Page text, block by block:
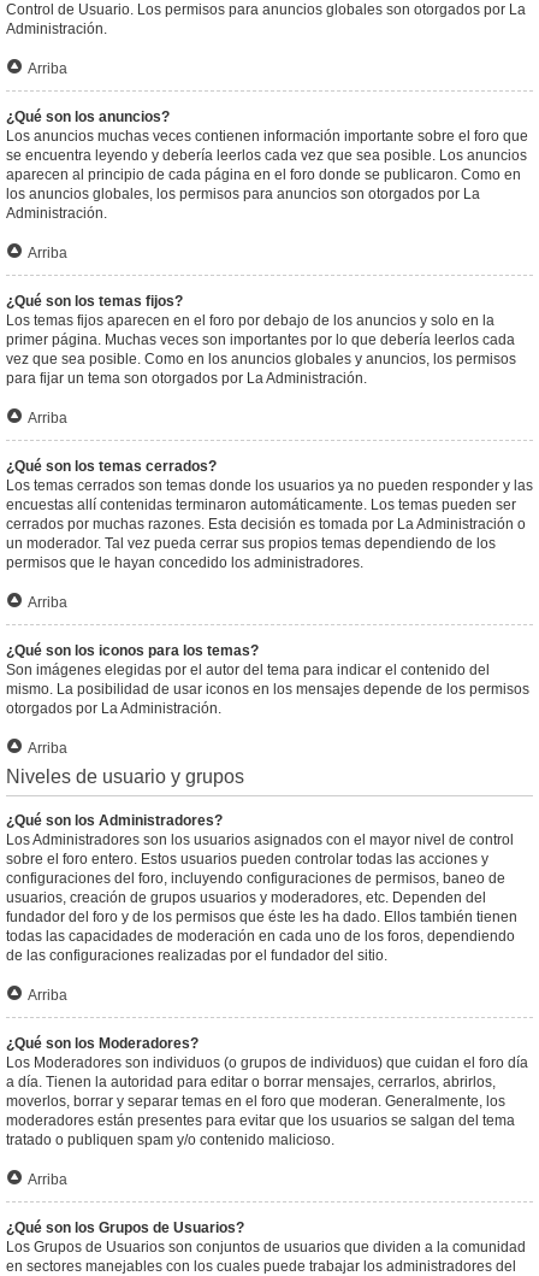
Control de Usuario. Los permisos para anuncios globales son otorgados por La
Administración.
Arriba
¿Qué son los anuncios?
Los anuncios muchas veces contienen información importante sobre el foro que
se encuentra leyendo y debería leerlos cada vez que sea posible. Los anuncios
aparecen al principio de cada página en el foro donde se publicaron. Como en
los anuncios globales, los permisos para anuncios son otorgados por La
Administración.
Arriba
¿Qué son los temas fijos?
Los temas fijos aparecen en el foro por debajo de los anuncios y solo en la
primer página. Muchas veces son importantes por lo que debería leerlos cada
vez que sea posible. Como en los anuncios globales y anuncios, los permisos
para fijar un tema son otorgados por La Administración.
Arriba
¿Qué son los temas cerrados?
Los temas cerrados son temas donde los usuarios ya no pueden responder y las
encuestas allí contenidas terminaron automáticamente. Los temas pueden ser
cerrados por muchas razones. Esta decisión es tomada por La Administración o
un moderador. Tal vez pueda cerrar sus propios temas dependiendo de los
permisos que le hayan concedido los administradores.
Arriba
¿Qué son los iconos para los temas?
Son imágenes elegidas por el autor del tema para indicar el contenido del
mismo. La posibilidad de usar iconos en los mensajes depende de los permisos
otorgados por La Administración.
Arriba
Niveles de usuario y grupos
¿Qué son los Administradores?
Los Administradores son los usuarios asignados con el mayor nivel de control
sobre el foro entero. Estos usuarios pueden controlar todas las acciones y
configuraciones del foro, incluyendo configuraciones de permisos, baneo de
usuarios, creación de grupos usuarios y moderadores, etc. Dependen del
fundador del foro y de los permisos que éste les ha dado. Ellos también tienen
todas las capacidades de moderación en cada uno de los foros, dependiendo
de las configuraciones realizadas por el fundador del sitio.
Arriba
¿Qué son los Moderadores?
Los Moderadores son individuos (o grupos de individuos) que cuidan el foro día
a día. Tienen la autoridad para editar o borrar mensajes, cerrarlos, abrirlos,
moverlos, borrar y separar temas en el foro que moderan. Generalmente, los
moderadores están presentes para evitar que los usuarios se salgan del tema
tratado o publiquen spam y/o contenido malicioso.
Arriba
¿Qué son los Grupos de Usuarios?
Los Grupos de Usuarios son conjuntos de usuarios que dividen a la comunidad
en sectores manejables con los cuales puede trabajar los administradores del